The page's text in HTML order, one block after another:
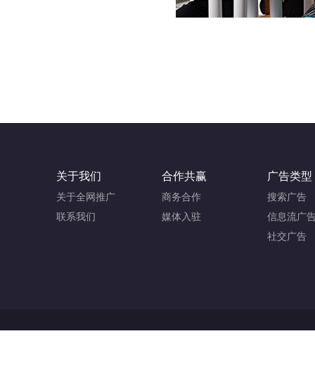
关于我们
关于全网推广
联系我们
合作共赢
商务合作
媒体入驻
广告类型
搜索广告
信息流广
社交广告